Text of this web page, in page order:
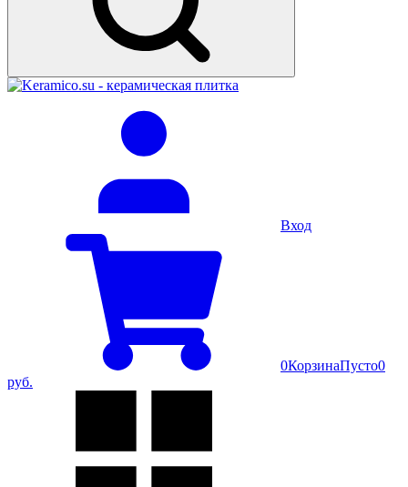
Вход
0КорзинаПусто0
руб.